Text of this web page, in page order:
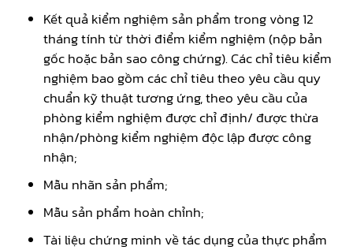
Kết quả kiểm nghiệm sản phẩm trong vòng 12
tháng tính từ thời điểm kiểm nghiệm (nộp bản
gốc hoặc bản sao công chứng). Các chỉ tiêu kiểm
nghiệm bao gồm các chỉ tiêu theo yêu cầu quy
chuẩn kỹ thuật tương ứng, theo yêu cầu của
phòng kiểm nghiệm được chỉ định/ được thừa
nhận/phòng kiểm nghiệm độc lập được công
nhận;
Mẫu nhãn sản phẩm;
Mẫu sản phẩm hoàn chỉnh;
Tài liệu chứng minh về tác dụng của thực phẩm